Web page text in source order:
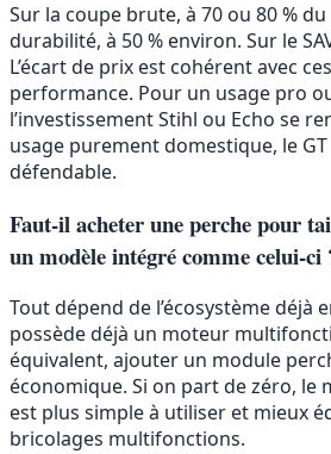
Sur la coupe brute, à 70 ou 80 %
durabilité, à 50 % environ. Sur le
L’écart de prix est cohérent avec
performance. Pour un usage pro
l’investissement Stihl ou Echo se
usage purement domestique, le
défendable.
Faut-il acheter une perche pour
un modèle intégré comme celui-ci
Tout dépend de l’écosystème déjà
possède déjà un moteur
équivalent, ajouter un module
économique. Si on part de zéro, le
est plus simple à utiliser et mieux
bricolages multifonctions.